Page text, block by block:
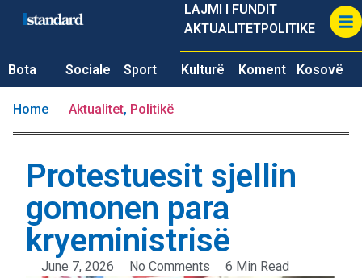
LAJMI I FUNDIT
AKTUALITETPOLITIKE
Bota Sociale Sport Kulturë Koment Kosovë
Home Aktualitet, Politikë
Protestuesit sjellin
gomonen para
kryeministrisë
June 7, 2026 No Comments 6 Min Read